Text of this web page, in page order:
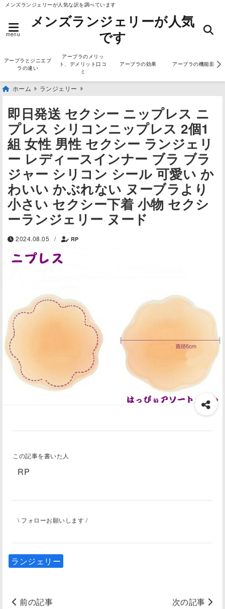
メンズランジェリーが人気な訳を調べています
menu
メンズランジェリーが人気
です
アーブラとジニエブ
ラの違い
アーブラのメリッ
ト、デメリット口コ
ミ
アーブラの効果 アーブラの機能面
ホーム ランジェリー
即日発送 セクシー ニップレス ニ
プレス シリコンニップレス 2個1
組 女性 男性 セクシー ランジェリ
ー レディースインナー ブラ ブラ
ジャー シリコン シール 可愛い か
わいい かぶれない ヌーブラより
小さい セクシー下着 小物 セクシ
ーランジェリー ヌード
2024.08.05 / RP
この記事を書いた人
RP
\ フォローお願いします /
ランジェリー
前の記事 次の記事